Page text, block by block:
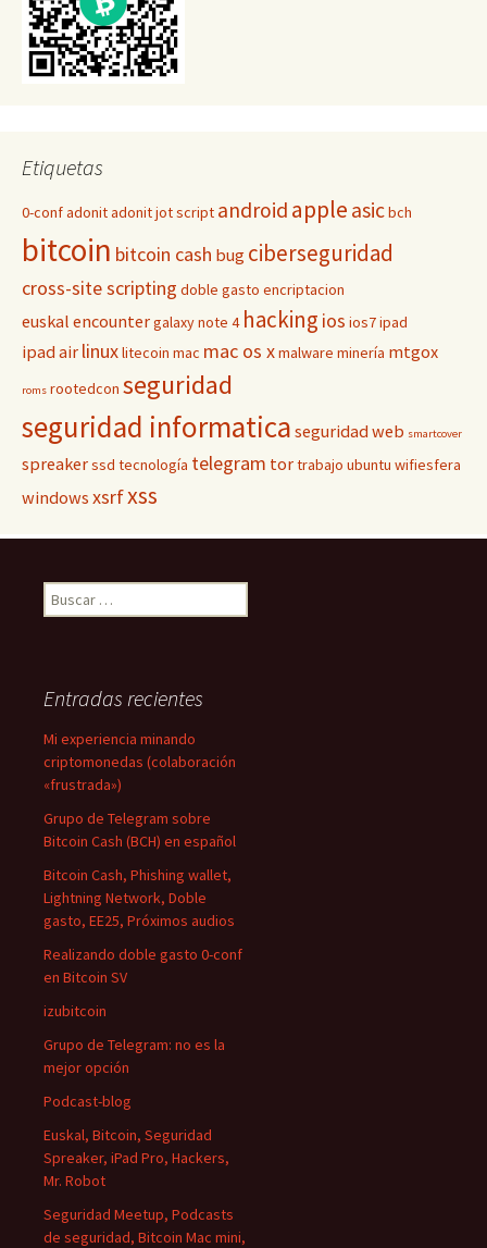
Etiquetas
0-confadonitadonit jot script android apple asicbch
bitcoin bitcoin cash bug ciberseguridad
cross-site scripting doble gasto encriptacion
euskal encountergalaxy note 4 hacking ios ios7ipad
ipad air linuxlitecoin mac mac os xmalware minería mtgox
roms rootedcon seguridad
seguridad informatica seguridad web smartcover
spreakerssd tecnología telegram tortrabajo ubuntu wifiesfera
windows xsrfxss
Buscar:
Entradas recientes
Mi experiencia minando
criptomonedas (colaboración
«frustrada»)
Grupo de Telegram sobre
Bitcoin Cash (BCH) en español
Bitcoin Cash, Phishing wallet,
Lightning Network, Doble
gasto, EE25, Próximos audios
Realizando doble gasto 0-conf
en Bitcoin SV
izubitcoin
Grupo de Telegram: no es la
mejor opción
Podcast-blog
Euskal, Bitcoin, Seguridad
Spreaker, iPad Pro, Hackers,
Mr. Robot
Seguridad Meetup, Podcasts
de seguridad, Bitcoin Mac mini,